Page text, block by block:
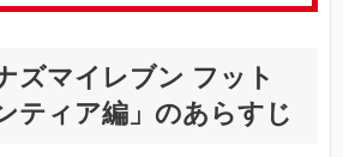
ズマイレブン フット
ティア編」のあらすじ